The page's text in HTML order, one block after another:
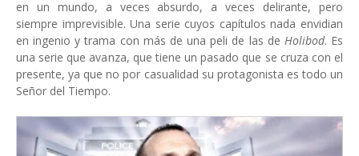
en un mundo, a veces absurdo, a veces delirante, pero
siempre imprevisible. Una serie cuyos capítulos nada envidian
en ingenio y trama con más de una peli de las de Holibod. Es
una serie que avanza, que tiene un pasado que se cruza con el
presente, ya que no por casualidad su protagonista es todo un
Señor del Tiempo.